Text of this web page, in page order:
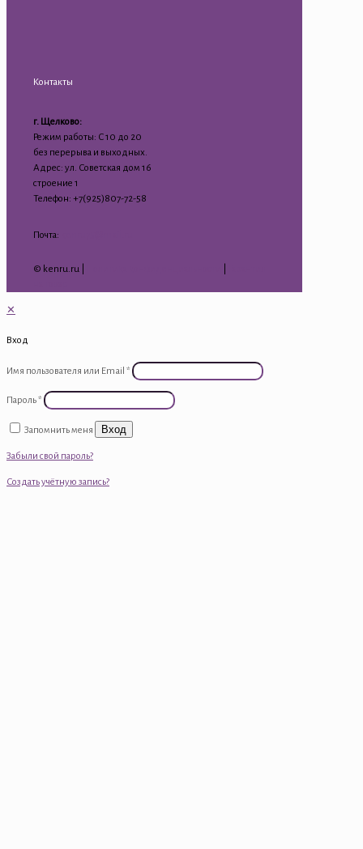
Контакты
г. Щелково:
Режим работы: С 10 до 20
без перерыва и выходных.
Адрес: ул. Советская дом 16
строение 1
Телефон: +7(925)807-72-58
Почта:
© kenru.ru |
✕
Вход
Имя пользователя или Email *
Пароль*
Запомнить меня Вход
Забыли свой пароль?
Создать учётную запись?